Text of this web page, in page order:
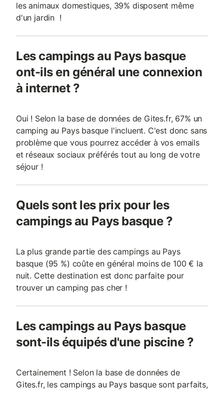
les animaux domestiques, 39% disposent même
d'un jardin !
Les campings au Pays basque
ont-ils en général une connexion
à internet ?
Oui ! Selon la base de données de Gites.fr, 67% un
camping au Pays basque l'incluent. C'est donc sans
problème que vous pourrez accéder à vos emails
et réseaux sociaux préférés tout au long de votre
séjour !
Quels sont les prix pour les
campings au Pays basque ?
La plus grande partie des campings au Pays
basque (95 %) coûte en général moins de 100 € la
nuit. Cette destination est donc parfaite pour
trouver un camping pas cher !
Les campings au Pays basque
sont-ils équipés d'une piscine ?
Certainement ! Selon la base de données de
Gites.fr, les campings au Pays basque sont parfaits,